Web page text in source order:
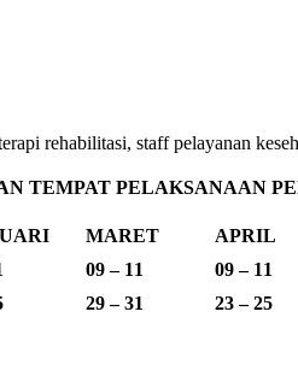
rehabilitasi, staff pelayanan
TEMPAT PELAKSANAAN
MARET APRIL
09 – 11 09 – 11
29 – 31 23 – 25